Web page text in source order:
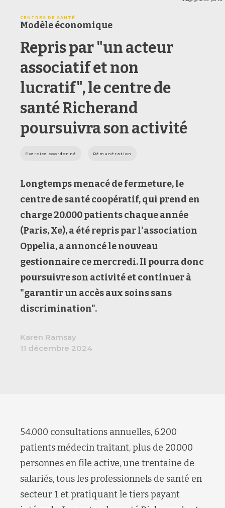
CENTRES DE SANTÉ
Modèle économique
Repris par "un acteur
associatif et non
lucratif", le centre de
santé Richerand
poursuivra son activité
Exercice coordonné Rémunération
Longtemps menacé de fermeture, le
centre de santé coopératif, qui prend en
charge 20.000 patients chaque année
(Paris, Xe), a été repris par l'association
Oppelia,aannoncé le nouveau
gestionnairece mercredi.Il pourradonc
poursuivre son activitéet continuer à
"garantir un accès aux soins sans
discrimination".
Karen Ramsay
11 décembre 2024
54.000 consultations annuelles, 6.200
patients médecin traitant, plus de 20.000
personnes en file active, une trentaine de
salariés, tous les professionnels de santé en
secteur 1 etpratiquant le tiers payant